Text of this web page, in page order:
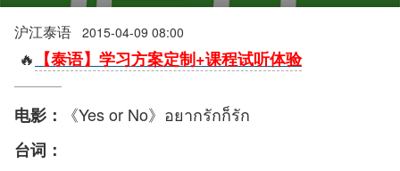
沪江泰语 2015-04-09 08:00
🔥 【泰语】学习方案定制+课程试听体验
电影：
《Yes or No》อยากรักก็รัก
台词：